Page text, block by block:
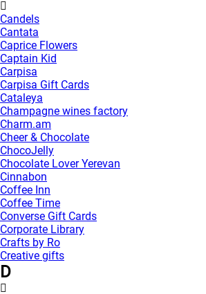
Candels
Cantata
Caprice Flowers
Captain Kid
Carpisa
Carpisa Gift Cards
Cataleya
Champagne wines factory
Charm.am
Cheer & Chocolate
ChocoJelly
Chocolate Lover Yerevan
Cinnabon
Coffee Inn
Coffee Time
Converse Gift Cards
Corporate Library
Crafts by Ro
Creative gifts
D